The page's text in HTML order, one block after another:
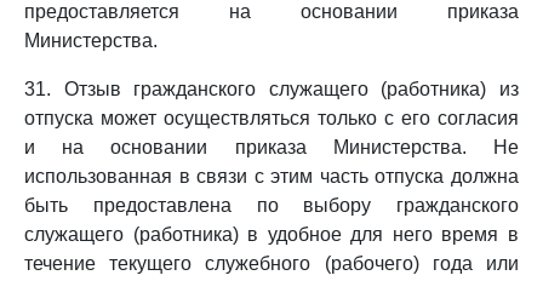
предоставляется на основании приказа
Министерства.
31. Отзыв гражданского служащего (работника) из
отпуска может осуществляться только с его согласия
и на основании приказа Министерства. Не
использованная в связи с этим часть отпуска должна
быть предоставлена по выбору гражданского
служащего (работника) в удобное для него время в
течение текущего служебного (рабочего) года или